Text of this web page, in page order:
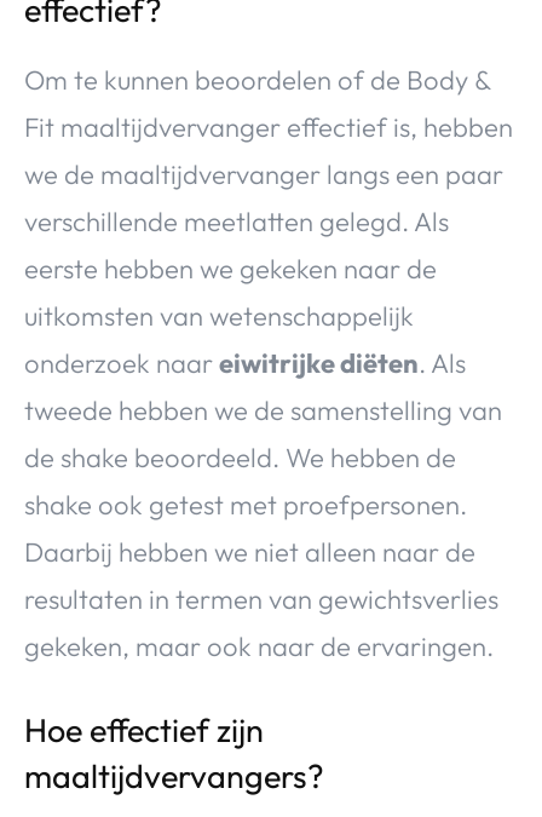
effectief?
Om te kunnen beoordelen of de Body &
Fit maaltijdvervanger effectief is, hebben
we de maaltijdvervanger langs een paar
verschillende meetlatten gelegd. Als
eerste hebben we gekeken naar de
uitkomsten van wetenschappelijk
onderzoek naareiwitrijke diëten. Als
tweede hebben we de samenstelling van
de shake beoordeeld. We hebben de
shake ook getest met proefpersonen.
Daarbij hebben we niet alleen naar de
resultaten in termen van gewichtsverlies
gekeken, maar ook naar de ervaringen.
Hoe effectief zijn
maaltijdvervangers?